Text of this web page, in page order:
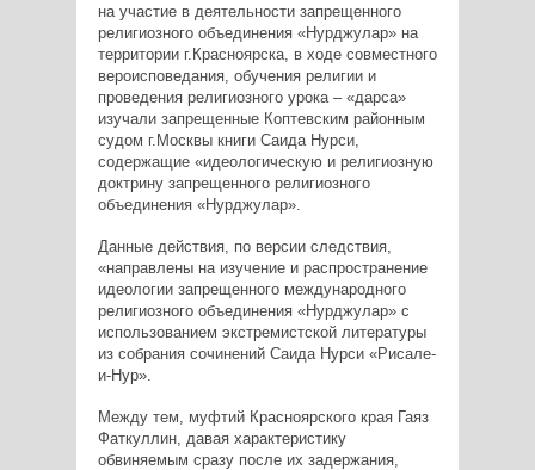
на участие в деятельности запрещенного
религиозного объединения «Нурджулар» на
территории г.Красноярска, в ходе совместного
вероисповедания, обучения религии и
проведения религиозного урока – «дарса»
изучали запрещенные Коптевским районным
судом г.Москвы книги Саида Нурси,
содержащие «идеологическую и религиозную
доктрину запрещенного религиозного
объединения «Нурджулар».
Данные действия, по версии следствия,
«направлены на изучение и распространение
идеологии запрещенного международного
религиозного объединения «Нурджулар» с
использованием экстремистской литературы
из собрания сочинений Саида Нурси «Рисале-
и-Нур».
Между тем, муфтий Красноярского края Гаяз
Фаткуллин, давая характеристику
обвиняемым сразу после их задержания,